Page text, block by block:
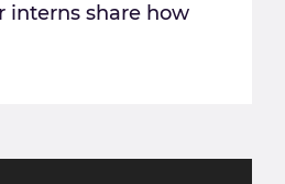
interns share how